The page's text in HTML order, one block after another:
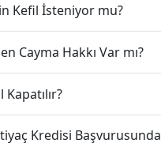
Kefil İsteniyor mu?
Cayma Hakkı Var mı?
Kredisi Başvurusunda